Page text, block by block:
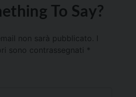
To Say?
non sarà pubblicato.
sono contrassegnati *